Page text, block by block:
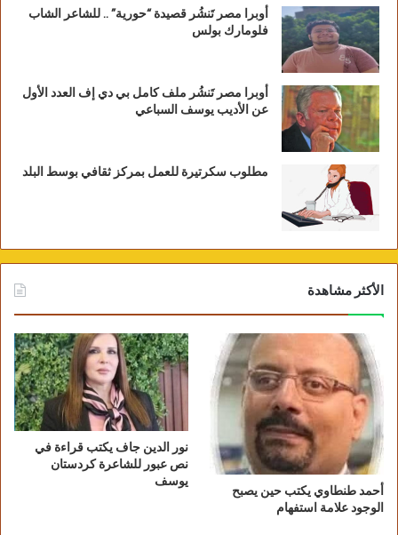
صور لقافلة الجيزة في الواحات البحرية
صور لقافلة الجيزة في الواحات البحرية
أوبرا مصر تَنشُر قصيدة “حورية” .. للشاعر الشاب
فلومارك بولس
أوبرا مصر تَنشُر ملف كامل بي دي إف العدد الأول
عن الأديب يوسف السباعي
مطلوب سكرتيرة للعمل بمركز ثقافي بوسط البلد
الأكثر مشاهدة
أحمد طنطاوي يكتب حين يصبح
الوجود علامة استفهام
نور الدين جاف يكتب قراءة في
نص عبور للشاعرة كردستان
يوسف